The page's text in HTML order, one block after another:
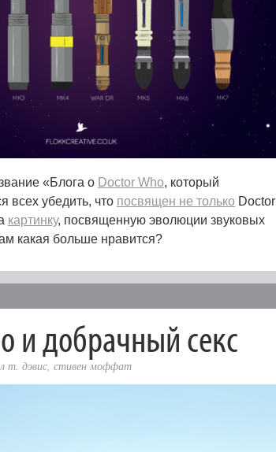
«Блога о Doctor Who, который
всех убедить, что посвящен не только Doctor
картинку, посвященную эволюции звуковых
какая больше нравится?
и добрачный секс
т. дэвис стивен моффат